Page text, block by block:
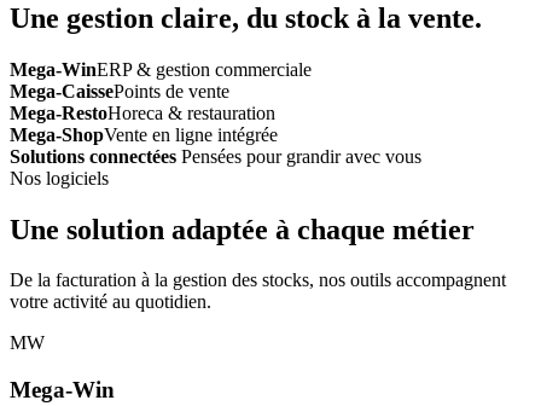
Une gestion claire, du stock à la vente.
Mega-WinERP & gestion commerciale
Mega-CaissePoints de vente
Mega-RestoHoreca & restauration
Mega-ShopVente en ligne intégrée
Solutions connectées Pensées pour grandir avec vous
Nos logiciels
Une solution adaptée à chaque métier
De la facturation à la gestion des stocks, nos outils accompagnent
votre activité au quotidien.
MW
Mega-Win